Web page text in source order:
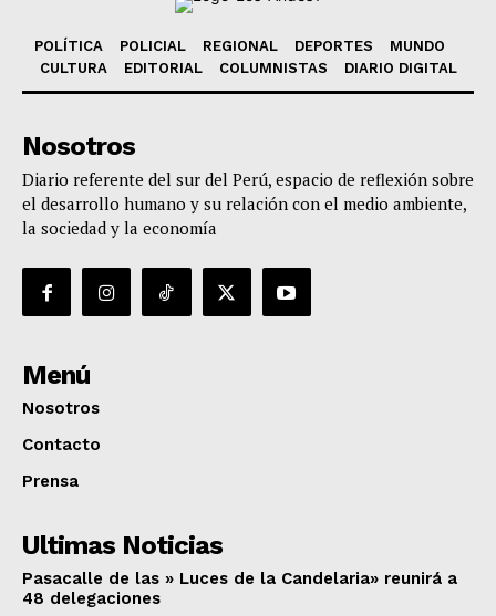
POLÍTICA POLICIAL REGIONAL DEPORTES
MUNDO
CULTURA
EDITORIAL COLUMNISTAS DIARIO DIGITAL
Nosotros
Diario referente del sur del Perú, espacio de reflexión sobre
el desarrollo humano y su relación con el medio ambiente,
la sociedad y la economía
Menú
Nosotros
Contacto
Prensa
Ultimas Noticias
Pasacalle de las » Luces de la Candelaria» reunirá a
48 delegaciones